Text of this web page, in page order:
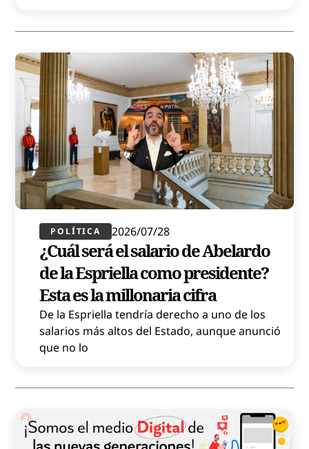
POLÍTICA​ 2026/07/28
¿Cuál será el salario de Abelardo
de la Espriella como presidente?
Esta es la millonaria cifra
De la Espriella tendría derecho a uno de los
salarios más altos del Estado, aunque anunció
que no lo